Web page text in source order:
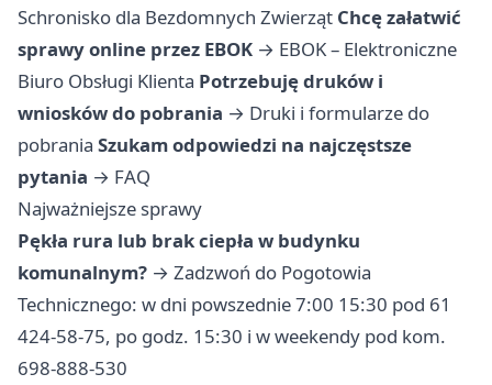
Schronisko dla Bezdomnych Zwierząt Chcę załatwić
sprawy online przez EBOK → EBOK – Elektroniczne
Biuro Obsługi Klienta Potrzebuję druków i
wniosków do pobrania → Druki i formularze do
pobrania Szukam odpowiedzi na najczęstsze
pytania → FAQ
Najważniejsze sprawy
Pękła rura lub brak ciepła w budynku
komunalnym? → Zadzwoń do Pogotowia
Technicznego: w dni powszednie 7:00 15:30 pod 61
424-58-75, po godz. 15:30 i w weekendy pod kom.
698-888-530